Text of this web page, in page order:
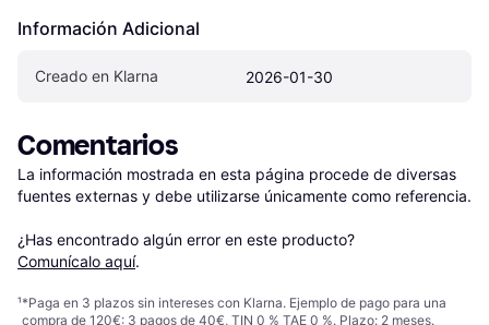
Información Adicional
Creado en Klarna 2026-01-30
Comentarios
La información mostrada en esta página procede de diversas
fuentes externas y debe utilizarse únicamente como referencia.
¿Has encontrado algún error en este producto?
Comunícalo aquí.
¹*Paga en 3 plazos sin intereses con Klarna. Ejemplo de pago para una
compra de 120€: 3 pagos de 40€, TIN 0 % TAE 0 %. Plazo: 2 meses.